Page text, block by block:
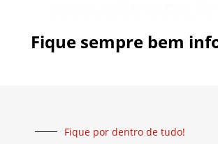
Fique sempre bem
Fique por dentro de tudo!